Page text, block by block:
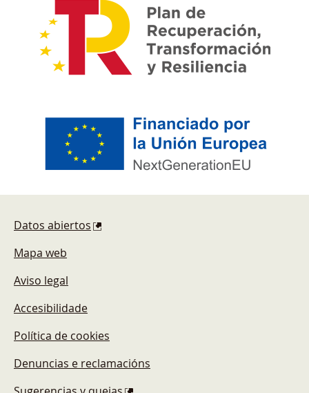
Datos abiertos
Mapa web
Aviso legal
Accesibilidade
Política de cookies
Denuncias e reclamacións